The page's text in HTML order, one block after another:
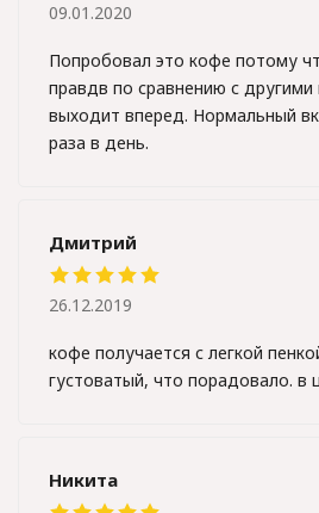
Попробовал это кофе потому
правдв по сравнению с
выходит вперед. Нормальный
раза в день.
09.01.2020
Дмитрий
кофе получается с легкой
густоватый, что порадовало. в
26.12.2019
Никита